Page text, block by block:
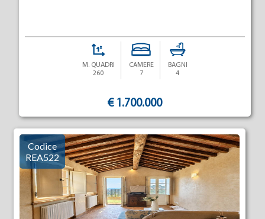
M. QUADRI
260
CAMERE
7
BAGNI
4
€ 1.700.000
Codice
REA522